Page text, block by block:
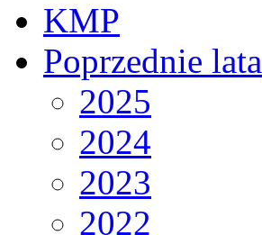
KMP
Poprzednie lata
2025
2024
2023
2022